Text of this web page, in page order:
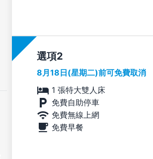
選項
8月18日(星期二)前可免費取消
1 張特大雙人床
免費自助停車
免費無線上網
免費早餐